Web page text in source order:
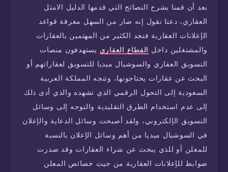
بعد أن قمنا بشرح النصائح التي قدمها الدليل الامثل
العقاري، دعنا نقول إنه صار من السهل معرفة قواعد
الإعلانات العقارية فنجد الكثير من المهتمين بالعقارات
والمشتغلين داخل القطاع العقاري يستهدفون منصات
التسويق العقاري والسوشيال ميديا للتسويق لعقاراتهم أو
البحث عن عقارات يحتاجونها، وتتجه المملكة العربية
السعودية إلى التحول الرقمي الذي تشهده والذي أدى ذلك
إلى عدم استخدام الطرق التقليدية والتوجه إلى وسائل
التسويق الإلكتروني، ولقد أصبحت وسائل الدعاية والإعلان
في السوشيال ميديا من أهم وسائل الإعلان بالنسبة
للمعلن أو للذي يبحث عن شراء العقارات وقد صدرت
ضوابط للإعلانات العقارية من حيث خصائص المعلن